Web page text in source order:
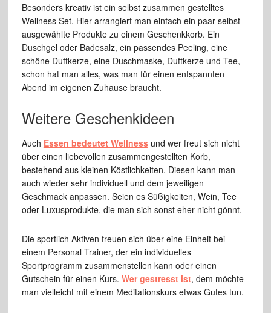
Besonders kreativ ist ein selbst zusammen gestelltes
Wellness Set. Hier arrangiert man einfach ein paar selbst
ausgewählte Produkte zu einem Geschenkkorb. Ein
Duschgel oder Badesalz, ein passendes Peeling, eine
schöne Duftkerze, eine Duschmaske, Duftkerze und Tee,
schon hat man alles, was man für einen entspannten
Abend im eigenen Zuhause braucht.
Weitere Geschenkideen
Auch Essen bedeutet Wellnessund wer freut sich nicht
über einen liebevollen zusammengestellten Korb,
bestehend aus kleinen Köstlichkeiten. Diesen kann man
auch wieder sehr individuell und dem jeweiligen
Geschmack anpassen. Seien es Süßigkeiten, Wein, Tee
oder Luxusprodukte, die man sich sonst eher nicht gönnt.
Die sportlich Aktiven freuen sich über eine Einheit bei
einem Personal Trainer, der ein individuelles
Sportprogramm zusammenstellen kann oder einen
Gutschein für einen Kurs. Wer gestresst ist, dem möchte
man vielleicht mit einem Meditationskurs etwas Gutes tun.